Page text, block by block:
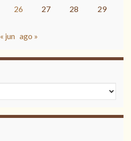
26 27 28
29
« jun ago »